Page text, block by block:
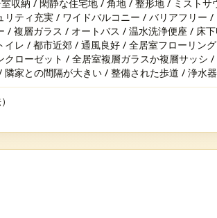
収納 / 閑静な住宅地 / 角地 / 整形地 / ミスト
リティ充実 / ワイドバルコニー / バリアフリー
/ 複層ガラス / オートバス / 温水洗浄便座 / 床
イレ / 都市近郊 / 通風良好 / 全居室フローリン
クローゼット / 全居室複層ガラスか複層サッシ
隣家との間隔が大きい / 整備された歩道 / 浄水